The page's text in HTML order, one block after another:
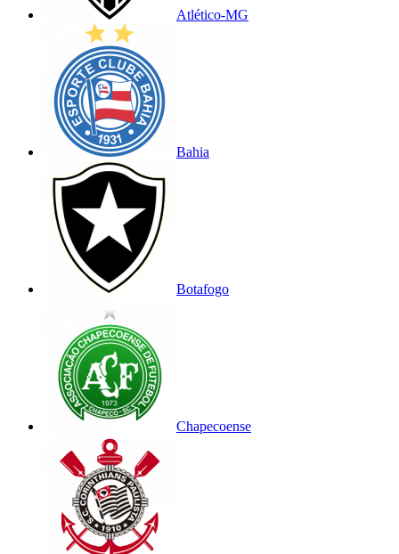
Atlético-MG
Bahia
Botafogo
Chapecoense